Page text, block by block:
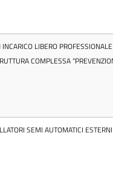
LIBERO
COMPLESSA
SEMI AUTOMATICI